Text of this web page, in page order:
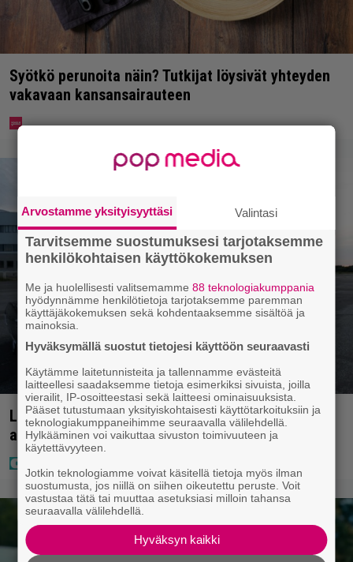
Syötkö perunoita näin? Tutkijat löysivät yhteyden
vakavaan kansansairauteen
Laulaja Mirellan rantakuvat ovat täynnä lomaa,
aurinkoa ja iloa
Arvostamme yksityisyyttäsi Valintasi
Tarvitsemme suostumuksesi tarjotaksemme
henkilökohtaisen käyttökokemuksen
Me ja huolellisesti valitsemamme88 teknologiakumppania
hyödynnämme henkilötietoja tarjotaksemme paremman
käyttäjäkokemuksen sekä kohdentaaksemme sisältöä ja
mainoksia.
Hyväksymällä suostut tietojesi käyttöön seuraavasti
Käytämme laitetunnisteita ja tallennamme evästeitä
laitteellesi saadaksemme tietoja esimerkiksi sivuista, joilla
vierailit, IP-osoitteestasi sekä laitteesi ominaisuuksista.
Pääset tutustumaan yksityiskohtaisesti käyttötarkoituksiin ja
teknologiakumppaneihimme seuraavalla välilehdellä.
Hylkääminen voi vaikuttaa sivuston toimivuuteen ja
käytettävyyteen.
Jotkin teknologiamme voivat käsitellä tietoja myös ilman
suostumusta, jos niillä on siihen oikeutettu peruste. Voit
vastustaa tätä tai muuttaa asetuksiasi milloin tahansa
seuraavalla välilehdellä.
Hyväksyn kaikki